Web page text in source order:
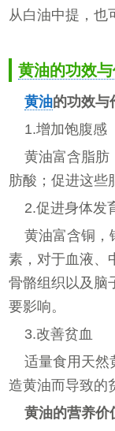
从白油中提，也
黄油的功效
黄油的功效与
1.增加饱腹感
黄油富含脂肪
肪酸；促进这些
2.促进身体发
黄油富含铜，
素，对于血液、
骨骼组织以及脑
要影响。
3.改善贫血
适量食用天然
造黄油而导致的
黄油的营养价